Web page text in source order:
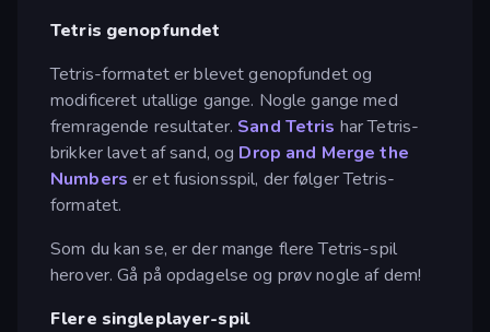
Tetris genopfundet
Tetris-formatet er blevet genopfundet og
modificeret utallige gange. Nogle gange med
fremragende resultater. Sand Tetris har Tetris-
brikker lavet af sand, og Drop and Merge the
Numbers er et fusionsspil, der følger Tetris-
formatet.
Som du kan se, er der mange flere Tetris-spil
herover. Gå på opdagelse og prøv nogle af dem!
Flere singleplayer-spil